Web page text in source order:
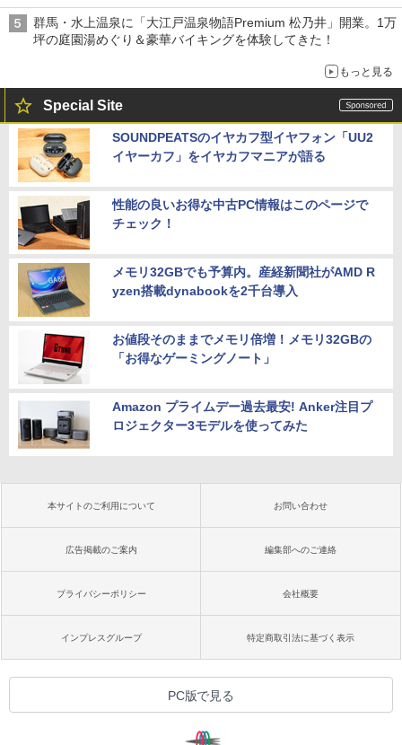
は1500円
群馬・水上温泉に「大江戸温泉物語Premium 松乃井」開業。1万
坪の庭園湯めぐり＆豪華バイキングを体験してきた！
もっと見る
Special Site
SOUNDPEATSのイヤカフ型イヤフォン「UU2
イヤーカフ」をイヤカフマニアが語る
性能の良いお得な中古PC情報はこのページで
チェック！
メモリ32GBでも予算内。産経新聞社がAMD R
yzen搭載dynabookを2千台導入
お値段そのままでメモリ倍増！メモリ32GBの
「お得なゲーミングノート」
Amazon プライムデー過去最安! Anker注目プ
ロジェクター3モデルを使ってみた
本サイトのご利用について お問い合わせ
広告掲載のご案内 編集部へのご連絡
プライバシーポリシー 会社概要
インプレスグループ 特定商取引法に基づく表示
PC版で見る